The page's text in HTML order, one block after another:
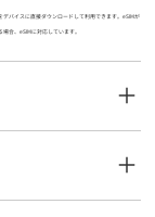
バイスに直接ダウンロードして利用できます。eSIMが
合、eSIMに対応しています。